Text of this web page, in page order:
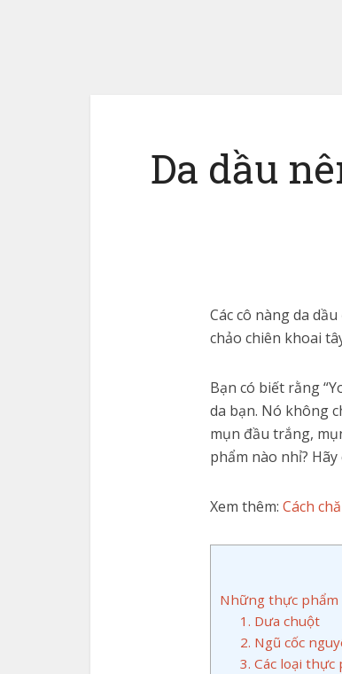
Da dầu
Các cô nàng da
chảo chiên khoai
Bạn có biết rằng
da bạn. Nó không
mụn đầu trắng,
phẩm nào nhỉ?
Xem thêm: Cách
Những thực phẩm
1. Dưa chuột
2. Ngũ cốc
3. Các loại